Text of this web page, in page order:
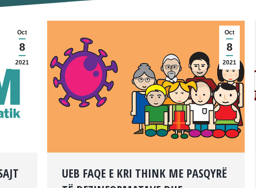
Oct
8
2021
Oct
8
2021
UEB FAQE E KRI THINK ME PASQYRË